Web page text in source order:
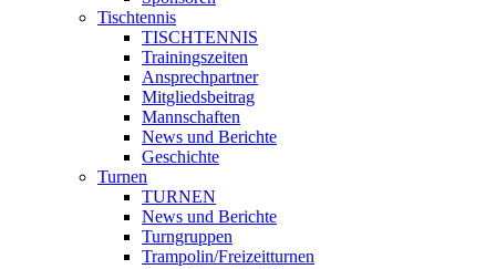
Tischtennis
TISCHTENNIS
Trainingszeiten
Ansprechpartner
Mitgliedsbeitrag
Mannschaften
News und Berichte
Geschichte
Turnen
TURNEN
News und Berichte
Turngruppen
Trampolin/Freizeitturnen